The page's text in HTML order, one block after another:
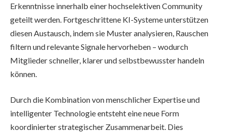
Erkenntnisse innerhalb einer hochselektiven Community
geteilt werden. Fortgeschrittene KI-Systeme unterstützen
diesen Austausch, indem sie Muster analysieren, Rauschen
filtern und relevante Signale hervorheben – wodurch
Mitglieder schneller, klarer und selbstbewusster handeln
können.
Durch die Kombination von menschlicher Expertise und
intelligenter Technologie entsteht eine neue Form
koordinierter strategischer Zusammenarbeit. Dies